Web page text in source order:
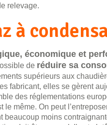
relevage.
à
économique et
de réduire sa
supérieurs aux
fabricant, elles se gèrent
des réglementations
même. On peut
moins